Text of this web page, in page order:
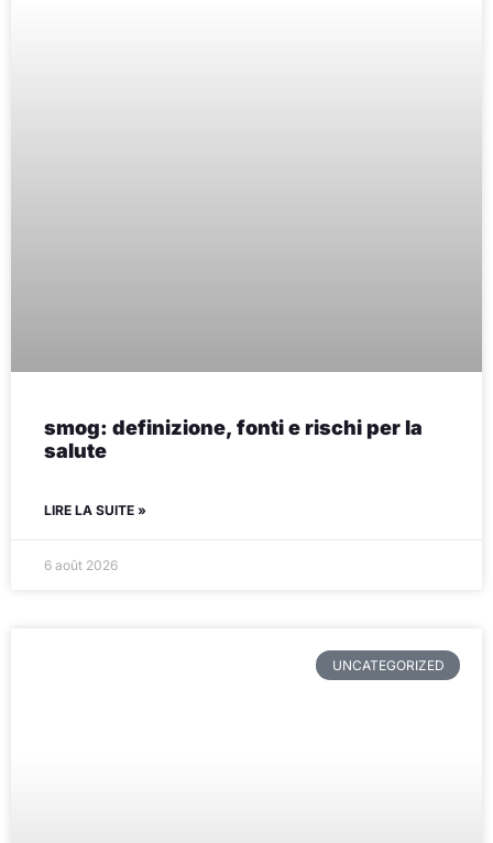
smog: definizione, fonti e rischi per la
salute
LIRE LA SUITE »
6 août 2026
UNCATEGORIZED